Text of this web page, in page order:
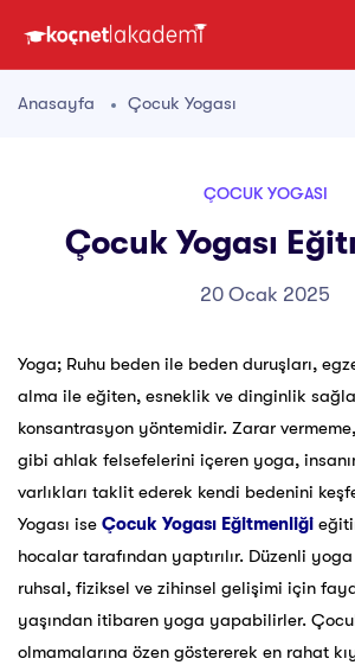
Anasayfa Çocuk Yogası
ÇOCUK YOGASI
Çocuk Yogası
20 Ocak 2025
Yoga; Ruhu beden ile beden duruşları,
alma ile eğiten, esneklik ve dinginlik
konsantrasyon yöntemidir. Zarar
gibi ahlak felsefelerini içeren yoga,
varlıkları taklit ederek kendi bedenini
Yogası ise Çocuk Yogası Eğitmenliği
hocalar tarafından yaptırılır. Düzenli
ruhsal, fiziksel ve zihinsel gelişimi için
yaşından itibaren yoga yapabilirler.
olmamalarına özen göstererek en rahat